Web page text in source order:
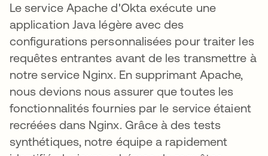
Le service Apache d'Okta exécute une
application Java légère avec des
configurations personnalisées pour traiter les
requêtes entrantes avant de les transmettre à
notre service Nginx. En supprimant Apache,
nous devions nous assurer que toutes les
fonctionnalités fournies par le service étaient
recréées dans Nginx. Grâce à des tests
synthétiques, notre équipe a rapidement